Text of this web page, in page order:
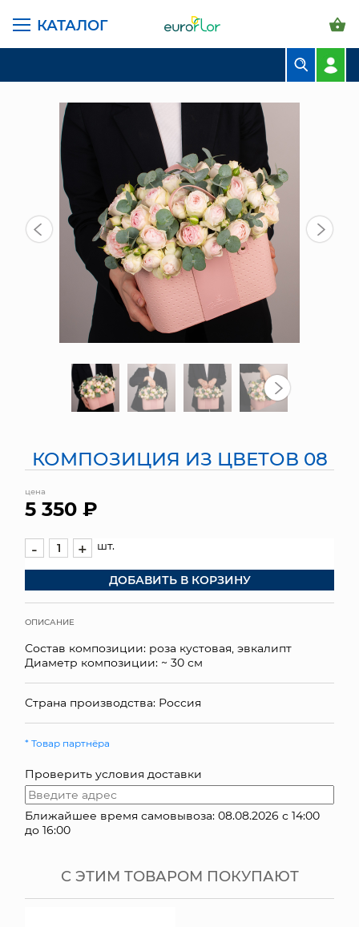
КАТАЛОГ
КОМПОЗИЦИИ
ЦВЕТЫ В ПАЧКАХ
СВАДЕБНАЯ ФЛОРИСТИКА
КОМНАТНЫЕ РАСТЕНИЯ
ГОРШКИ И КАШПО
ГРУНТЫ И УДОБРЕНИЯ
ПРЕДМЕТЫ ИНТЕРЬЕРА
МЯГКИЕ ИГРУШКИ
ЯЩИКИ
ПОДАРОЧНЫЕ КАРТЫ
ОПТОВЫМ КЛИЕНТАМ
ДОСТАВКА И ОПЛАТА
ГЛАВНАЯ СТРАНИЦА КАТАЛОГ
КОМПОЗИЦИИ
КОМПОЗИЦИЯ ИЗ ЦВЕТОВ 08
цена
5 350 ₽
- + шт.
ДОБАВИТЬ В КОРЗИНУ
ОПИСАНИЕ
Состав композиции: роза кустовая, эвкалипт
Диаметр композиции: ~ 30 см
Страна производства: Россия
* Товар партнёра
Проверить условия доставки
Ближайшее время самовывоза: 08.08.2026 с 14:00
до 16:00
С ЭТИМ ТОВАРОМ ПОКУПАЮТ